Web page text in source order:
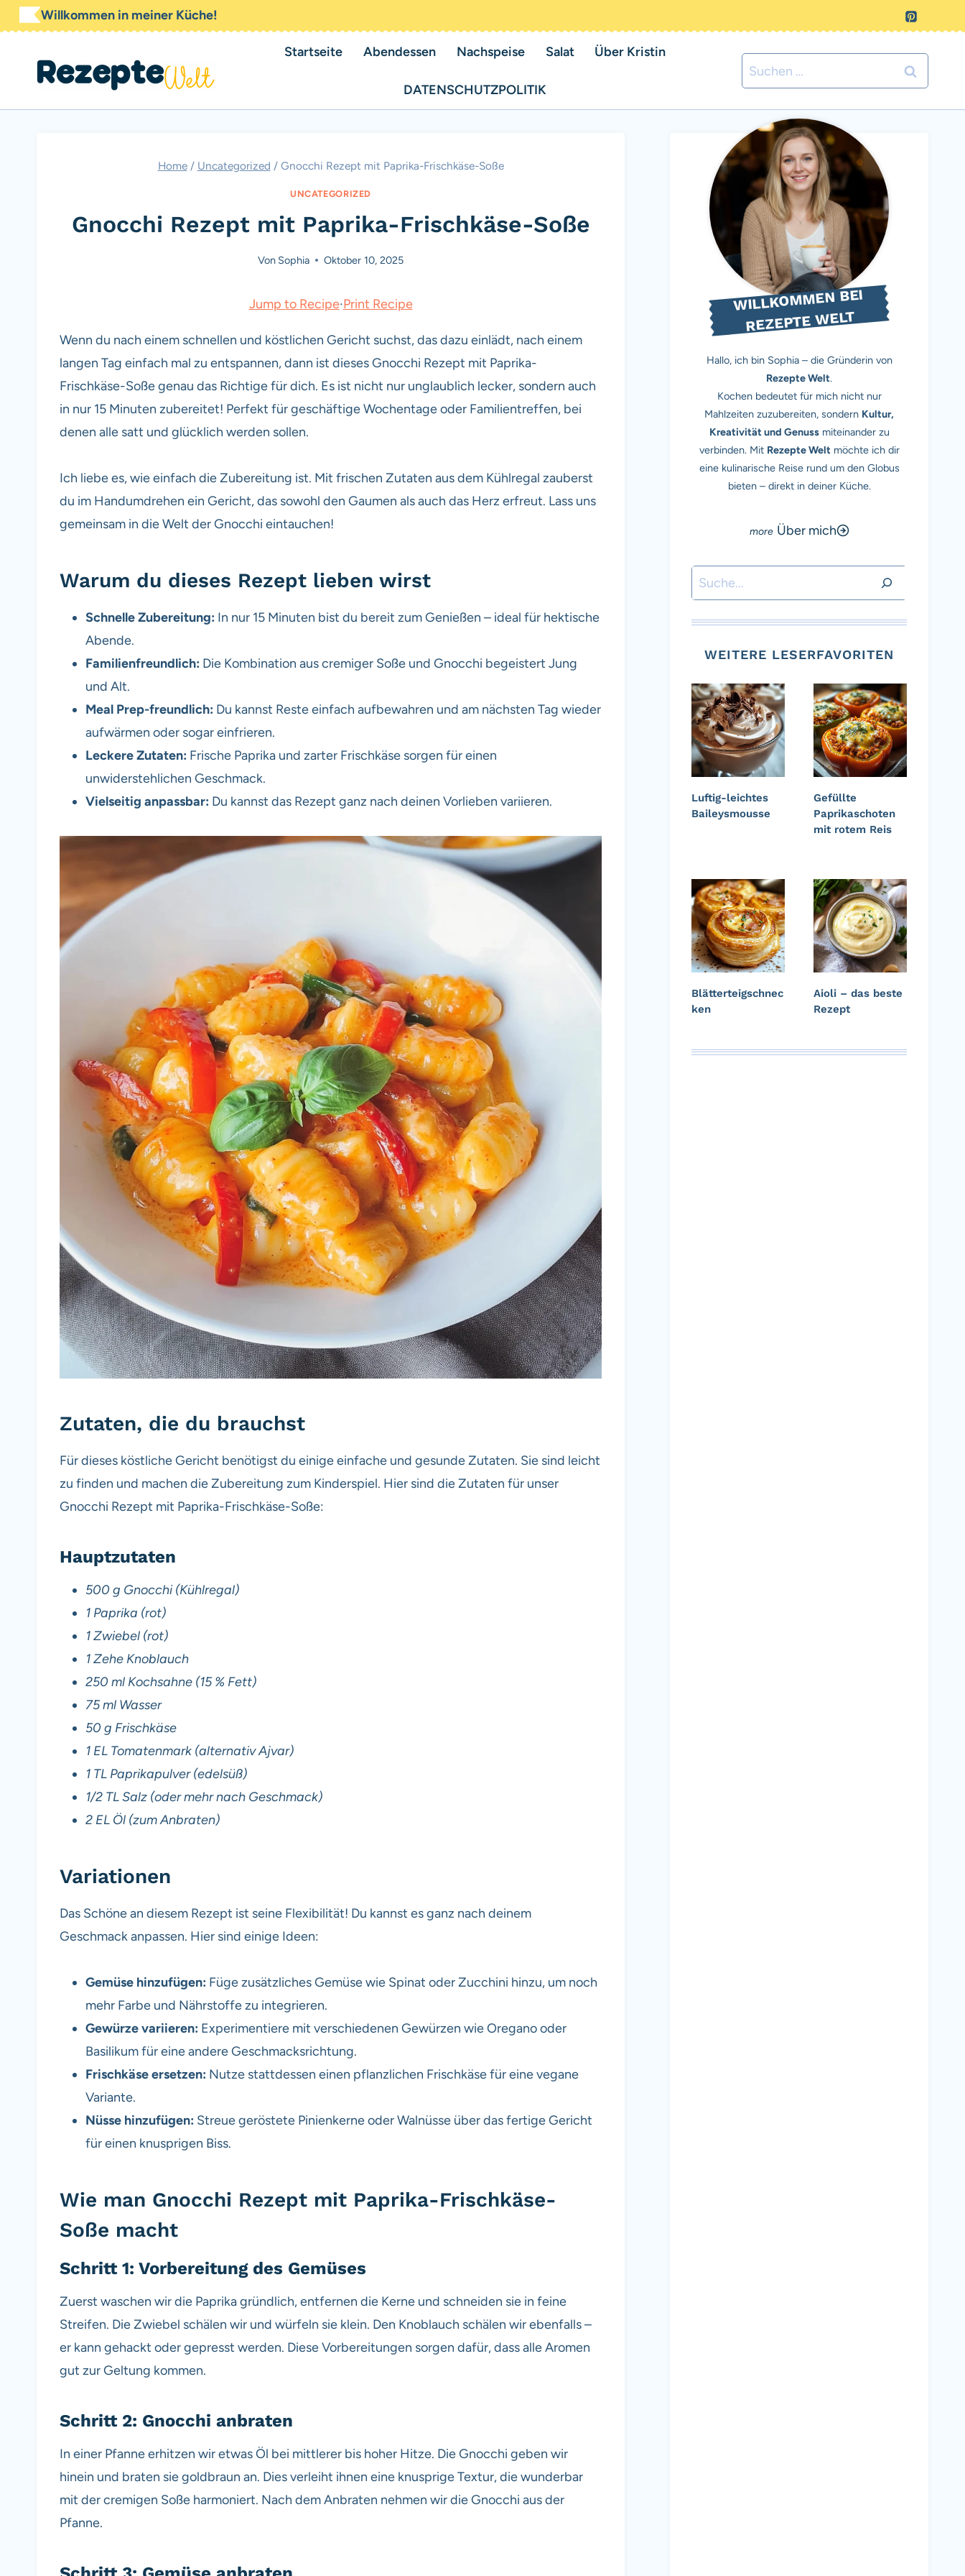
Zum
Inhalt
springen
Willkommen in meiner Küche!
Startseite Abendessen Nachspeise Salat Über Kristin
DATENSCHUTZPOLITIK
Suchen
nach:
Home / Uncategorized / Gnocchi Rezept mit Paprika-Frischkäse-Soße
UNCATEGORIZED
Gnocchi Rezept mit Paprika-Frischkäse-Soße
Von Sophia Oktober 10, 2025
Jump to Recipe·Print Recipe
Wenn du nach einem schnellen und köstlichen Gericht suchst, das dazu einlädt, nach einem
langen Tag einfach mal zu entspannen, dann ist dieses Gnocchi Rezept mit Paprika-
Frischkäse-Soße genau das Richtige für dich. Es ist nicht nur unglaublich lecker, sondern auch
in nur 15 Minuten zubereitet! Perfekt für geschäftige Wochentage oder Familientreffen, bei
denen alle satt und glücklich werden sollen.
Ich liebe es, wie einfach die Zubereitung ist. Mit frischen Zutaten aus dem Kühlregal zauberst
du im Handumdrehen ein Gericht, das sowohl den Gaumen als auch das Herz erfreut. Lass uns
gemeinsam in die Welt der Gnocchi eintauchen!
Warum du dieses Rezept lieben wirst
Schnelle Zubereitung: In nur 15 Minuten bist du bereit zum Genießen – ideal für hektische
Abende.
Familienfreundlich: Die Kombination aus cremiger Soße und Gnocchi begeistert Jung
und Alt.
Meal Prep-freundlich: Du kannst Reste einfach aufbewahren und am nächsten Tag wieder
aufwärmen oder sogar einfrieren.
Leckere Zutaten: Frische Paprika und zarter Frischkäse sorgen für einen
unwiderstehlichen Geschmack.
Vielseitig anpassbar: Du kannst das Rezept ganz nach deinen Vorlieben variieren.
Zutaten, die du brauchst
Für dieses köstliche Gericht benötigst du einige einfache und gesunde Zutaten. Sie sind leicht
zu finden und machen die Zubereitung zum Kinderspiel. Hier sind die Zutaten für unser
Gnocchi Rezept mit Paprika-Frischkäse-Soße:
Hauptzutaten
500 g Gnocchi (Kühlregal)
1 Paprika (rot)
1 Zwiebel (rot)
1 Zehe Knoblauch
250 ml Kochsahne (15 % Fett)
75 ml Wasser
50 g Frischkäse
1 EL Tomatenmark (alternativ Ajvar)
1 TL Paprikapulver (edelsüß)
1/2 TL Salz (oder mehr nach Geschmack)
2 EL Öl (zum Anbraten)
Variationen
Das Schöne an diesem Rezept ist seine Flexibilität! Du kannst es ganz nach deinem
Geschmack anpassen. Hier sind einige Ideen:
Gemüse hinzufügen: Füge zusätzliches Gemüse wie Spinat oder Zucchini hinzu, um noch
mehr Farbe und Nährstoffe zu integrieren.
Gewürze variieren: Experimentiere mit verschiedenen Gewürzen wie Oregano oder
Basilikum für eine andere Geschmacksrichtung.
Frischkäse ersetzen: Nutze stattdessen einen pflanzlichen Frischkäse für eine vegane
Variante.
Nüsse hinzufügen: Streue geröstete Pinienkerne oder Walnüsse über das fertige Gericht
für einen knusprigen Biss.
Wie man Gnocchi Rezept mit Paprika-Frischkäse-
Soße macht
Schritt 1: Vorbereitung des Gemüses
Zuerst waschen wir die Paprika gründlich, entfernen die Kerne und schneiden sie in feine
Streifen. Die Zwiebel schälen wir und würfeln sie klein. Den Knoblauch schälen wir ebenfalls –
er kann gehackt oder gepresst werden. Diese Vorbereitungen sorgen dafür, dass alle Aromen
gut zur Geltung kommen.
Schritt 2: Gnocchi anbraten
In einer Pfanne erhitzen wir etwas Öl bei mittlerer bis hoher Hitze. Die Gnocchi geben wir
hinein und braten sie goldbraun an. Dies verleiht ihnen eine knusprige Textur, die wunderbar
mit der cremigen Soße harmoniert. Nach dem Anbraten nehmen wir die Gnocchi aus der
Pfanne.
WILLKOMMEN BEI
REZEPTE WELT
Hallo, ich bin Sophia – die Gründerin von
Rezepte Welt.
Kochen bedeutet für mich nicht nur
Mahlzeiten zuzubereiten, sondern Kultur,
Kreativität und Genussmiteinander zu
verbinden. Mit Rezepte Weltmöchte ich dir
eine kulinarische Reise rund um den Globus
bieten – direkt in deiner Küche.
Über mich
Suchen
WEITERE LESERFAVORITEN
Luftig-leichtes
Baileysmousse
Gefüllte
Paprikaschoten
mit rotem Reis
Blätterteigschnec
ken
Aioli – das beste
Rezept